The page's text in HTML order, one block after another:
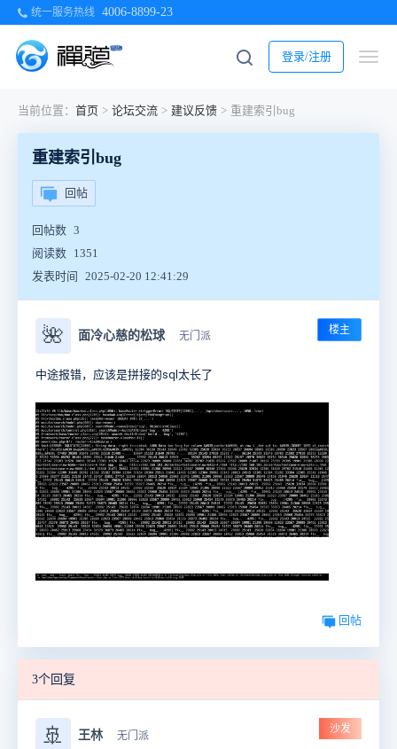
统一服务热线 4006-8899-23
登录/注册
当前位置： 首页 > 论坛交流 > 建议反馈 > 重建索引bug
重建索引bug
回帖
回帖数 3
阅读数 1351
发表时间
2025-02-20 12:41:29
🌺 面冷心慈的松球 无门派 楼主
中途报错，应该是拼接的sql太长了
回帖
3个回复
🚢 王林 无门派
沙发